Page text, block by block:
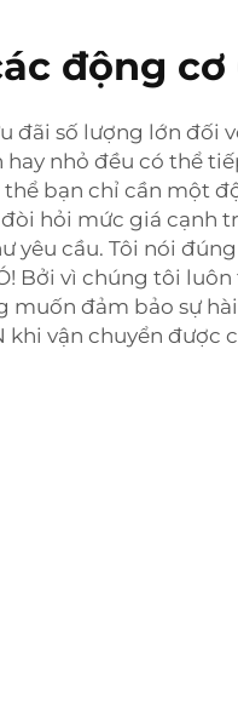
động
đãi số lượng lớn đối
nhỏ đều có thể
thể bạn chỉ cần một
hỏi mức giá cạnh
yêu cầu. Tôi nói
Bởi vì chúng tôi luôn
muốn đảm bảo sự
khi vận chuyển được